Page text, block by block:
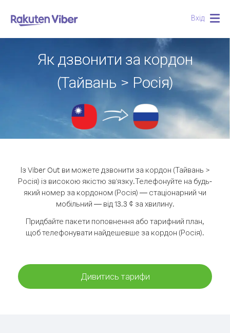
Вхід
Як дзвонити за кордон
(Тайвань > Росія)
Із Viber Out ви можете дзвонити за кордон (Тайвань >
Росія) із високою якістю зв'язку.Телефонуйте на будь-
який номер за кордоном (Росія) — стаціонарний чи
мобільний — від 13.3 ¢ за хвилину.
Придбайте пакети поповнення або тарифний план,
щоб телефонувати найдешевше за кордон (Росія).
Дивитись тарифи